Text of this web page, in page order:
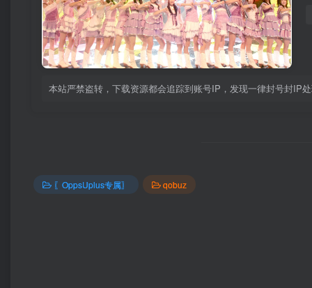
本站严禁盗转，下载资源都会追踪到账号IP，发现一律封号封IP
〖OppsUplus专属〗 qobuz